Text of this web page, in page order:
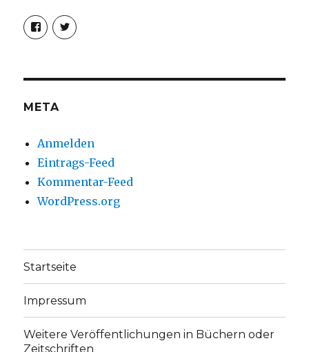
Profil
von
christoph.fleischer1
anzeigen
Profil
von
anzeigen
META
Anmelden
Eintrags-Feed
Kommentar-Feed
WordPress.org
Startseite
Impressum
Weitere Veröffentlichungen in Büchern oder
Zeitschriften